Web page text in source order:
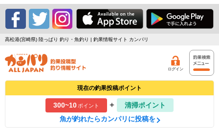
高松港(宮崎県) 陸っぱり 釣り・魚釣り | 釣果情報サイト カンパリ
ログイン
現在の釣果投稿ポイント
300~10ポイント +
清掃ポイント
魚が釣れたらカンパリに投稿を